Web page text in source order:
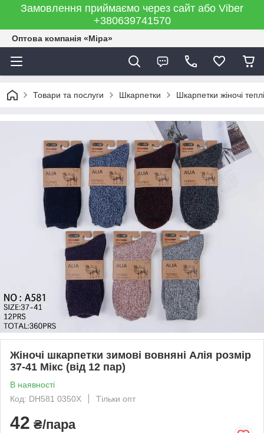
Замовлення приймаємо через сайт або Viber
+380639741570
Оптова компанія «Міра»
Товари та послуги Шкарпетки Шкарпетки жіночі теплі
Жіночі шкарпетки зимові вовняні Алія розмір
37-41 Мікс (від 12 пар)
В наявності
Код: DH581 0350X
Тільки опт
42 ₴/пара